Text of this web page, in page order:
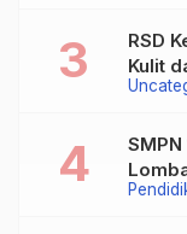
RSD
Kulit